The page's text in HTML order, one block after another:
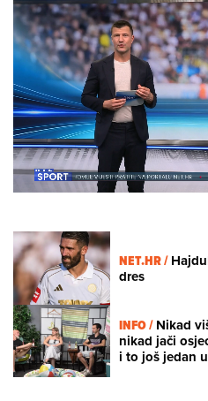
Unmute /
Loaded:
55.61%
NET.HR /
dres
INFO /Nikad
nikad jači
i to još jedan